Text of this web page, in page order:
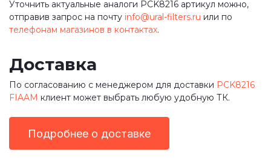
Уточнить актуальные аналоги PCK8216 артикул можно,
отправив запрос на почту info@ural-filters.ru или по
телефонам магазинов в контактах.
Доставка
По согласованию с менеджером для доставки PCK8216
FIAAM клиент может выбрать любую удобную ТК.
Подробнее о доставке